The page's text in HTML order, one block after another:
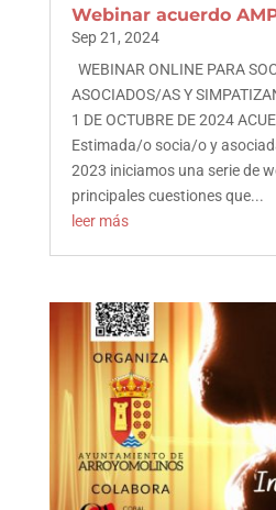
Webinar acuerdo
Sep 21, 2024
WEBINAR ONLINE PARA
ASOCIADOS/AS Y
1 DE OCTUBRE DE 2024
Estimada/o socia/o y
2023 iniciamos una serie de
principales cuestiones que...
leer más